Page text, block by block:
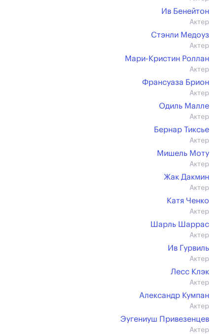
Ив Бенейтон
Актер
Стэнли Медоуз
Актер
Мари-Кристин Роллан
Актер
Франсуаза Брион
Актер
Одиль Малле
Актер
Бернар Тиксье
Актер
Мишель Моту
Актер
Жак Дакмин
Актер
Катя Ченко
Актер
Шарль Шаррас
Актер
Ив Гурвиль
Актер
Лесс Клэк
Актер
Александр Кумпан
Актер
Эугениуш Привезенцев
Актер